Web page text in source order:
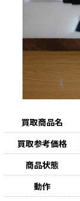
買取商品名
買取参考価格
商品状態
動作